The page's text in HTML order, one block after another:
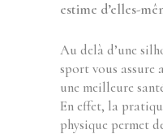
estime d’elles-
Au delà d’une
sport vous assure
une meilleure
En effet, la
physique permet